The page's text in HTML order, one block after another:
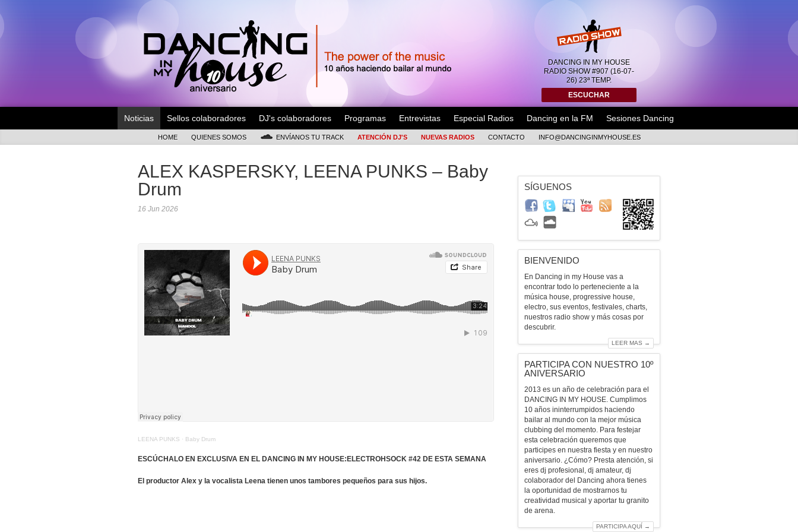
DANCING IN MY HOUSE
RADIO SHOW #907 (16-07-
26) 23ª TEMP.
ESCUCHAR
Noticias Sellos colaboradores DJ's colaboradores Programas Entrevistas Especial Radios Dancing en la FM Sesiones Dancing
HOME QUIENES SOMOS ENVÍANOS TU TRACK ATENCIÓN DJ'S NUEVAS RADIOS CONTACTO INFO@DANCINGINMYHOUSE.ES
ALEX KASPERSKY, LEENA PUNKS – Baby
Drum
16 Jun 2026
LEENA PUNKS · Baby Drum
ESCÚCHALO EN EXCLUSIVA EN EL DANCING IN MY HOUSE:ELECTROHSOCK #42 DE ESTA SEMANA
El productor Alex y la vocalista Leena tienen unos tambores pequeños para sus hijos.
SÍGUENOS
BIENVENIDO
En Dancing in my House vas a
encontrar todo lo perteneciente a la
música house, progressive house,
electro, sus eventos, festivales, charts,
nuestros radio show y más cosas por
descubrir.
LEER MAS →
PARTICIPA CON NUESTRO 10º
ANIVERSARIO
2013 es un año de celebración para el
DANCING IN MY HOUSE. Cumplimos
10 años ininterrumpidos haciendo
bailar al mundo con la mejor música
clubbing del momento. Para festejar
esta celebración queremos que
participes en nuestra fiesta y en nuestro
aniversario. ¿Cómo? Presta atención, si
eres dj profesional, dj amateur, dj
colaborador del Dancing ahora tienes
la oportunidad de mostrarnos tu
creatividad musical y aportar tu granito
de arena.
PARTICIPA AQUÍ →